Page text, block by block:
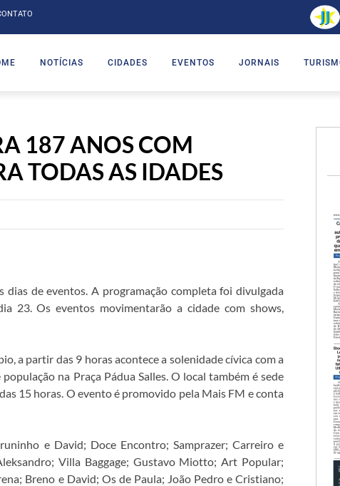
NOTÍCIAS CIDADES EVENTOS JORNAIS
187 ANOS COM
TODAS AS IDADES
dias de eventos. A programação completa foi divulgada
23. Os eventos movimentarão a cidade com shows,
a partir das 9 horas acontece a solenidade cívica com a
na Praça Pádua Salles. O local também é sede
15 horas. O evento é promovido pela Mais FM e conta
e David; Doce Encontro; Samprazer; Carreiro e
Villa Baggage; Gustavo Miotto; Art Popular;
Breno e David; Os de Paula; João Pedro e Cristiano;